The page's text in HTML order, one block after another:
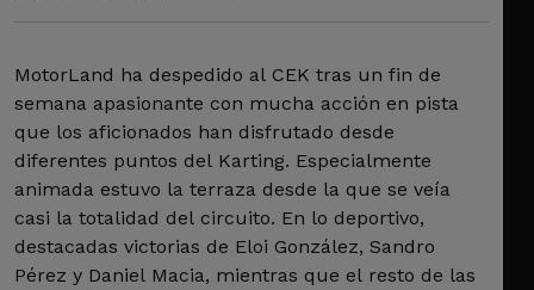
MotorLand ha despedido al CEK tras un fin de
semana apasionante con mucha acción en pista
que los aficionados han disfrutado desde
diferentes puntos del Karting. Especialmente
animada estuvo la terraza desde la que se veía
casi la totalidad del circuito. En lo deportivo,
destacadas victorias de Eloi González, Sandro
Pérez y Daniel Macia, mientras que el resto de las